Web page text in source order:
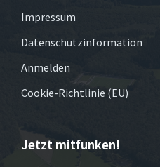
Impressum
Datenschutzinformation
Anmelden
Cookie-Richtlinie (EU)
Jetzt mitfunken!